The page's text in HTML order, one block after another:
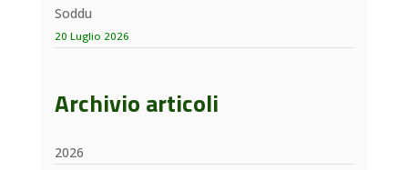
Soddu
20 Luglio 2026
Archivio articoli
2026